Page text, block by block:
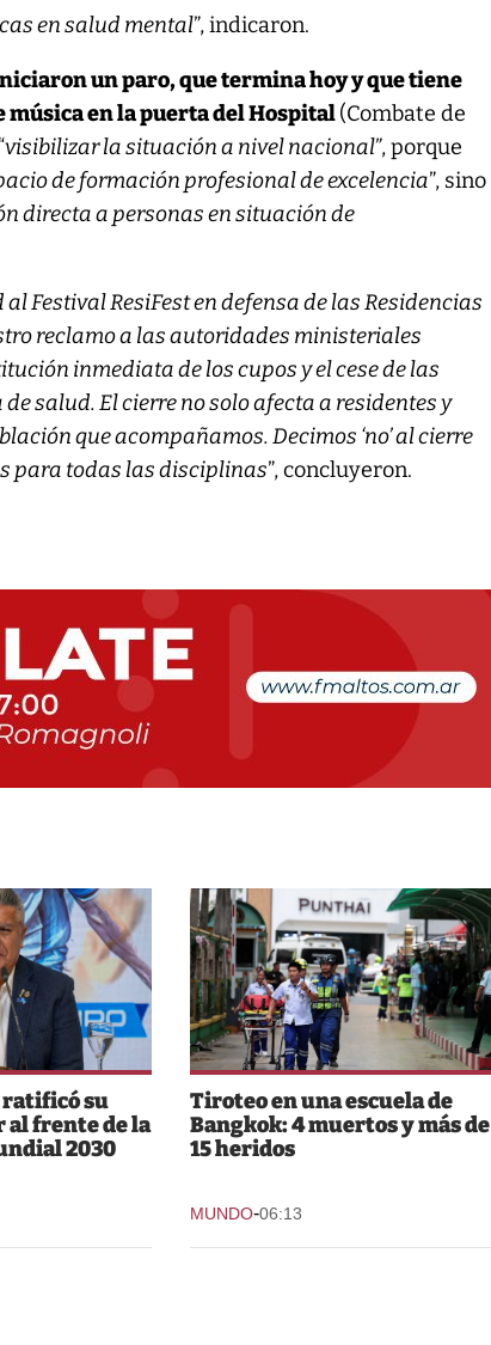
en salud mental”, indicaron.
un paro, que termina hoy y que tiene
en la puerta del Hospital(Combate de
visibilizar la situación a nivel nacional”, porque
de formación profesional de excelencia”, sino
directa a personas en situación de
Festival ResiFest en defensa de las Residencias
reclamo a las autoridades ministeriales
inmediata de los cupos y el cese de las
salud. El cierre no solo afecta a residentes y
que acompañamos. Decimos ‘no’ al cierre
para todas las disciplinas”, concluyeron.
ratificó su
al frente de la
2030
Tiroteo en una escuela de
Bangkok: 4 muertos y más de
15 heridos
MUNDO-06:13